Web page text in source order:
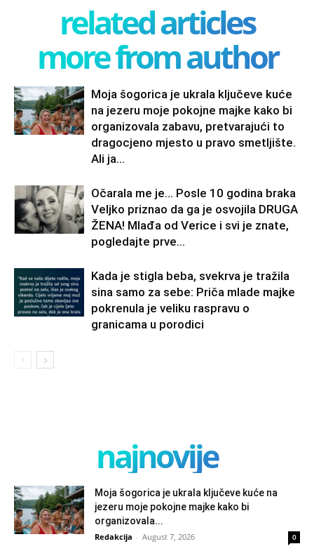
related articles
more from author
Moja šogorica je ukrala ključeve kuće
na jezeru moje pokojne majke kako bi
organizovala zabavu, pretvarajući to
dragocjeno mjesto u pravo smetljište.
Ali ja...
Očarala me je… Posle 10 godina braka
Veljko priznao da ga je osvojila DRUGA
ŽENA! Mlađa od Verice i svi je znate,
pogledajte prve...
Kada je stigla beba, svekrva je tražila
sina samo za sebe: Priča mlade majke
pokrenula je veliku raspravu o
granicama u porodici
najnovije
Moja šogorica je ukrala ključeve kuće na
jezeru moje pokojne majke kako bi
organizovala...
Redakcija - August 7, 2026 0